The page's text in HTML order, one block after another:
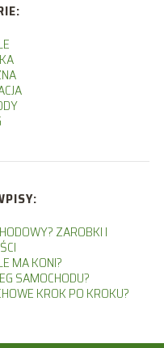
ZAROBKI I
MA KONI?
SAMOCHODU?
KROK PO KROKU?